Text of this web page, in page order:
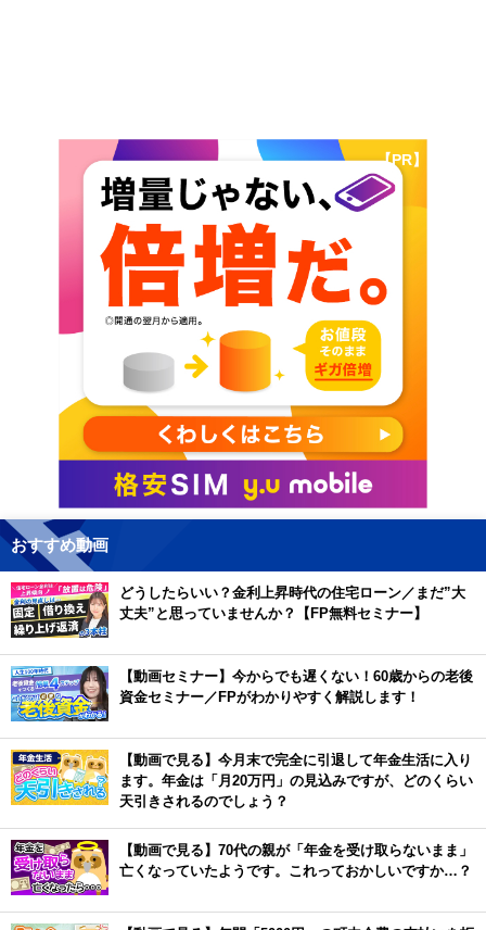
【PR】
おすすめ動画
どうしたらいい？金利上昇時代の住宅ローン／まだ”大
丈夫”と思っていませんか？【FP無料セミナー】
【動画セミナー】今からでも遅くない！60歳からの老後
資金セミナー／FPがわかりやすく解説します！
【動画で見る】今月末で完全に引退して年金生活に入り
ます。年金は「月20万円」の見込みですが、どのくらい
天引きされるのでしょう？
【動画で見る】70代の親が「年金を受け取らないまま」
亡くなっていたようです。これっておかしいですか…？